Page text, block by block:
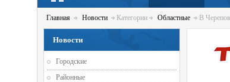
Главная Новости Категории Областные В
Новости
Городские
Районные